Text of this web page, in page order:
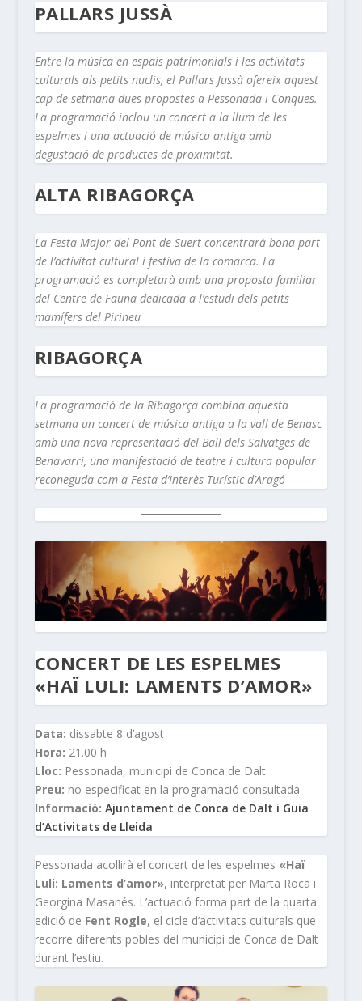
PALLARS JUSSÀ
Entre la música en espais patrimonials i les activitats
culturals als petits nuclis, el Pallars Jussà ofereix aquest
cap de setmana dues propostes a Pessonada i Conques.
La programació inclou un concert a la llum de les
espelmes i una actuació de música antiga amb
degustació de productes de proximitat.
ALTA RIBAGORÇA
La Festa Major del Pont de Suert concentrarà bona part
de l’activitat cultural i festiva de la comarca. La
programació es completarà amb una proposta familiar
del Centre de Fauna dedicada a l’estudi dels petits
mamífers del Pirineu
RIBAGORÇA
La programació de la Ribagorça combina aquesta
setmana un concert de música antiga a la vall de Benasc
amb una nova representació del Ball dels Salvatges de
Benavarri, una manifestació de teatre i cultura popular
reconeguda com a Festa d’Interès Turístic d’Aragó
CONCERT DE LES ESPELMES
«HAÏ LULI: LAMENTS D’AMOR»
Data: dissabte 8 d’agost
Hora: 21.00 h
Lloc: Pessonada, municipi de Conca de Dalt
Preu: no especificat en la programació consultada
Informació: Ajuntament de Conca de Dalt i Guia
d’Activitats de Lleida
Pessonada acollirà el concert de les espelmes «Haï
Luli: Laments d’amor», interpretat per Marta Roca i
Georgina Masanés. L’actuació forma part de la quarta
edició de Fent Rogle, el cicle d’activitats culturals que
recorre diferents pobles del municipi de Conca de Dalt
durant l’estiu.